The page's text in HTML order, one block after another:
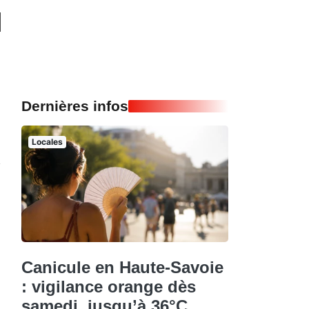
Dernières infos
Locales
Canicule en Haute-Savoie
: vigilance orange dès